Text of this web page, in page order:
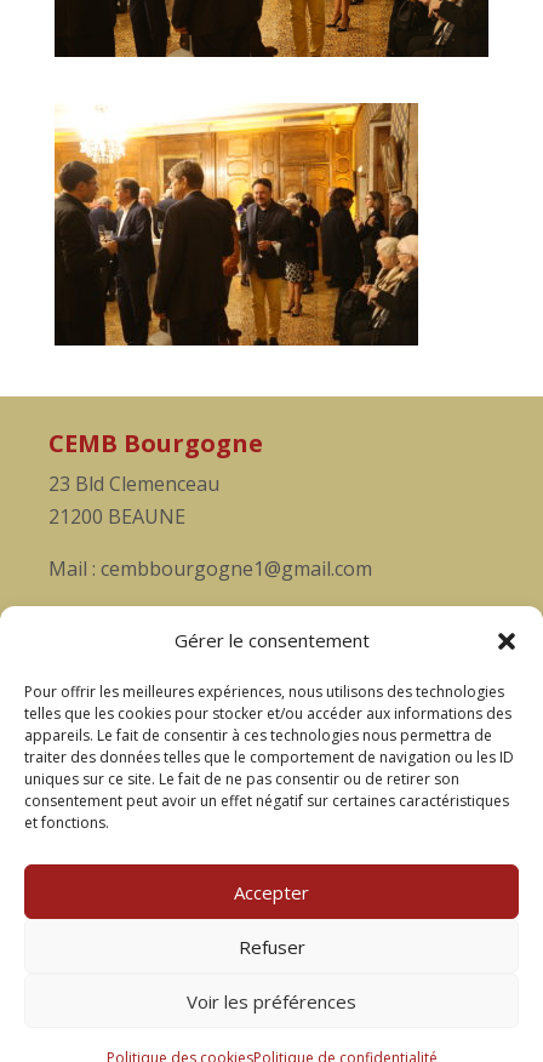
Gérer le consentement
Pour offrir les meilleures expériences, nous utilisons des technologies
telles que les cookies pour stocker et/ou accéder aux informations des
appareils. Le fait de consentir à ces technologies nous permettra de
traiter des données telles que le comportement de navigation ou les ID
uniques sur ce site. Le fait de ne pas consentir ou de retirer son
consentement peut avoir un effet négatif sur certaines caractéristiques
et fonctions.
Accepter
Refuser
Voir les préférences
Politique des cookiesPolitique de confidentialité
CEMB Bourgogne
23 Bld Clemenceau
21200 BEAUNE
Mail : cembbourgogne1@gmail.com
Soutenez nous
aventure musicale et passionnée!
Accèder au formulaire
Liens utiles
Mentions légales
Politique des cookies